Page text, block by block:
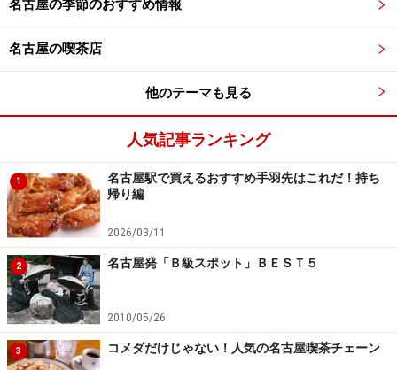
名古屋の季節のおすすめ情報
名古屋の喫茶店
他のテーマも見る
人気記事ランキング
1
名古屋駅で買えるおすすめ手羽先はこれだ！持ち
帰り編
2026/03/11
2 名古屋発「Ｂ級スポット」ＢＥＳＴ５
2010/05/26
3 コメダだけじゃない！人気の名古屋喫茶チェーン